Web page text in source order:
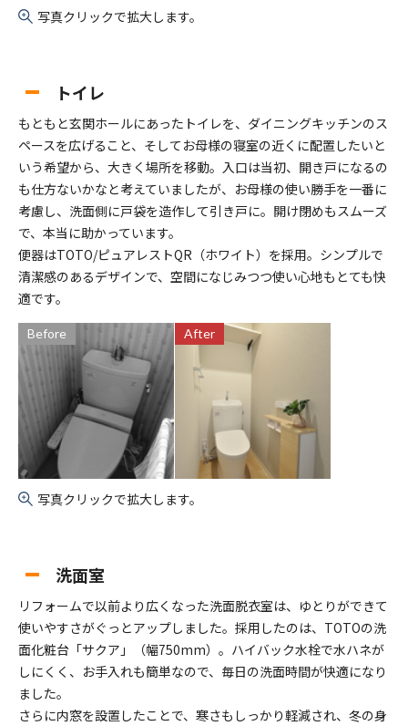
写真クリックで拡大します。
トイレ
もともと玄関ホールにあったトイレを、ダイニングキッチンのス
ペースを広げること、そしてお母様の寝室の近くに配置したいと
いう希望から、大きく場所を移動。入口は当初、開き戸になるの
も仕方ないかなと考えていましたが、お母様の使い勝手を一番に
考慮し、洗面側に戸袋を造作して引き戸に。開け閉めもスムーズ
で、本当に助かっています。
便器はTOTO/ピュアレストQR（ホワイト）を採用。シンプルで
清潔感のあるデザインで、空間になじみつつ使い心地もとても快
適です。
Before After
写真クリックで拡大します。
洗面室
リフォームで以前より広くなった洗面脱衣室は、ゆとりができて
使いやすさがぐっとアップしました。採用したのは、TOTOの洗
面化粧台「サクア」（幅750mm）。ハイバック水栓で水ハネが
しにくく、お手入れも簡単なので、毎日の洗面時間が快適になり
ました。
さらに内窓を設置したことで、寒さもしっかり軽減され、冬の身